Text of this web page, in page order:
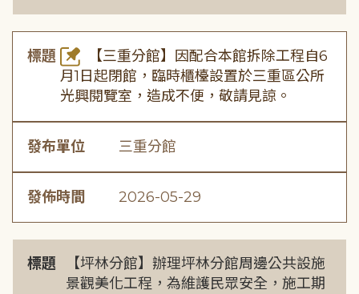
標題
【三重分館】因配合本館拆除工程自6
月1日起閉館，臨時櫃檯設置於三重區公所
光興閱覽室，造成不便，敬請見諒。
發布單位 三重分館
發佈時間 2026-05-29
標題
【坪林分館】辦理坪林分館周邊公共設施
景觀美化工程，為維護民眾安全，施工期